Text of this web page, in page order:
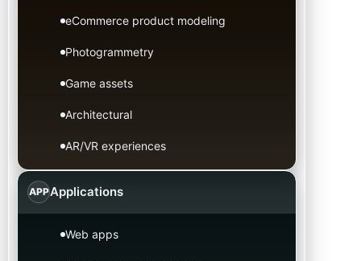
eCommerce product modeling
Photogrammetry
Game assets
Architectural
AR/VR experiences
APPApplications
Web apps